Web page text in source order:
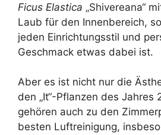
Ficus Elastica „Shivereana“
Laub für den Innenbereich,
jeden Einrichtungsstil und
Geschmack etwas dabei ist.
Aber es ist nicht nur die
den „It“-Pflanzen des Jahres
gehören auch zu den
besten Luftreinigung,